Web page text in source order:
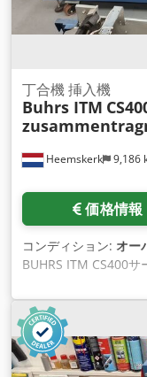
Heemskerk 9,186
丁合機 挿入機
Buhrs ITM
価格情報
コンディション: オー
BUHRS ITM CS400
けます。機械が足り
つのフィーダーを追
2005年に製造され、
丁合ラインは完全整
ができます。 ロータ